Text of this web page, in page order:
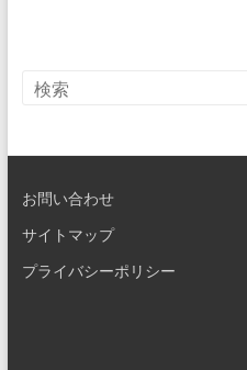
お問い合わせ
サイトマップ
プライバシーポリシー